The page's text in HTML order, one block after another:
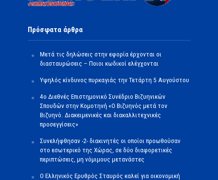
Πρόσφατα άρθρα
Μετά τις δηλώσεις στην εφορία έρχονται οι
διασταυρώσεις – Ποιοι κωδικοί ελέγχονται
Υψηλός κίνδυνος πυρκαγιάς την Τετάρτη 5 Αυγούστου
4ο Διεθνές Επιστημονικό Συνέδριο Βιζυηνικών
Σπουδών στην Κομοτηνή «Ο Βιζυηνός μετά τον
Βιζυηνό. Διακειμενικές και διακαλλιτεχνικές
προσεγγίσεις»
Συνελήφθησαν -2- διακινητές οι οποίοι προωθούσαν
στο εσωτερικό της Χώρας, σε δύο διαφορετικές
περιπτώσεις, μη νόμιμους μετανάστες
O Ελληνικός Ερυθρός Σταυρός καλεί για οικονομική